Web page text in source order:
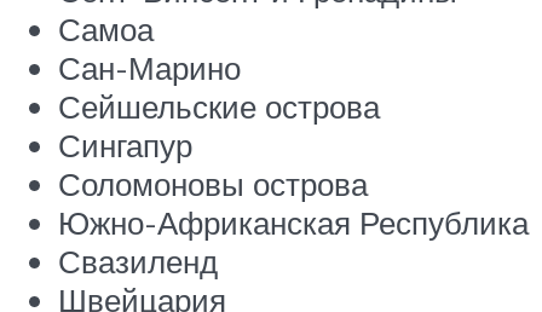
Самоа
Сан-Марино
Сейшельские острова
Сингапур
Соломоновы острова
Южно-Африканская Республика
Свазиленд
Швейцария